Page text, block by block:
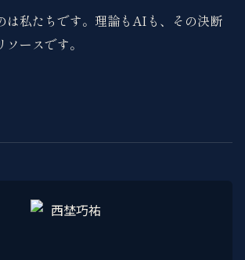
は私たちです。理論もAIも、その決断
ースです。